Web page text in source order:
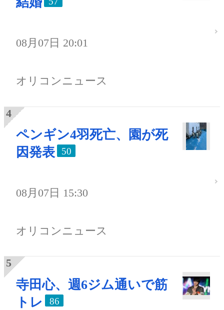
08月07日 20:01
オリコンニュース
ペンギン4羽死亡、園が死
因発表
50
08月07日 15:30
オリコンニュース
寺田心、週6ジム通いで筋
トレ
86